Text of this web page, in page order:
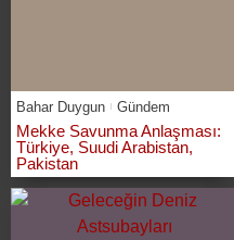
Bahar Duygun Gündem
Mekke Savunma Anlaşması:
Türkiye, Suudi Arabistan,
Pakistan